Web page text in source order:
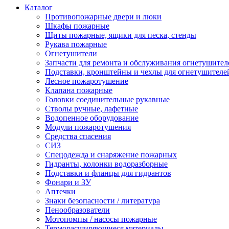
Каталог
Противопожарные двери и люки
Шкафы пожарные
Щиты пожарные, ящики для песка, стенды
Рукава пожарные
Огнетушители
Запчасти для ремонта и обслуживания
Подставки, кронштейны и чехлы для
Лесное пожаротушение
Клапана пожарные
Головки соединительные рукавные
Стволы ручные, лафетные
Водопенное оборудование
Модули пожаротушения
Средства спасения
СИЗ
Спецодежда и снаряжение пожарных
Гидранты, колонки водоразборные
Подставки и фланцы для гидрантов
Фонари и ЗУ
Аптечки
Знаки безопасности / литература
Пенообразователи
Мотопомпы / насосы пожарные